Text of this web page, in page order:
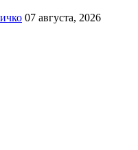
07 августа, 2026